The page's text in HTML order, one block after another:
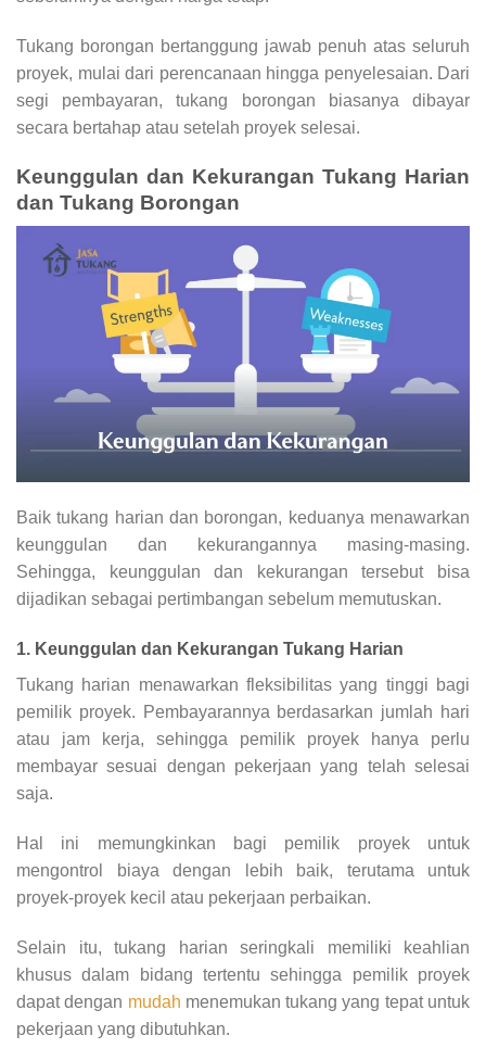
Tukang borongan bertanggung jawab penuh atas seluruh
proyek, mulai dari perencanaan hingga penyelesaian. Dari
segi pembayaran, tukang borongan biasanya dibayar
secara bertahap atau setelah proyek selesai.
Keunggulan dan Kekurangan Tukang Harian
dan Tukang Borongan
Baik tukang harian dan borongan, keduanya menawarkan
keunggulan dan kekurangannya masing-masing.
Sehingga, keunggulan dan kekurangan tersebut bisa
dijadikan sebagai pertimbangan sebelum memutuskan.
1. Keunggulan dan Kekurangan Tukang Harian
Tukang harian menawarkan fleksibilitas yang tinggi bagi
pemilik proyek. Pembayarannya berdasarkan jumlah hari
atau jam kerja, sehingga pemilik proyek hanya perlu
membayar sesuai dengan pekerjaan yang telah selesai
saja.
Hal ini memungkinkan bagi pemilik proyek untuk
mengontrol biaya dengan lebih baik, terutama untuk
proyek-proyek kecil atau pekerjaan perbaikan.
Selain itu, tukang harian seringkali memiliki keahlian
khusus dalam bidang tertentu sehingga pemilik proyek
dapat dengan mudah menemukan tukang yang tepat untuk
pekerjaan yang dibutuhkan.